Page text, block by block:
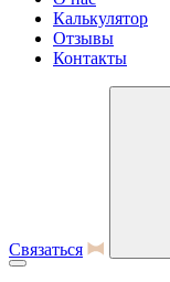
Калькулятор
Отзывы
Контакты
Связаться